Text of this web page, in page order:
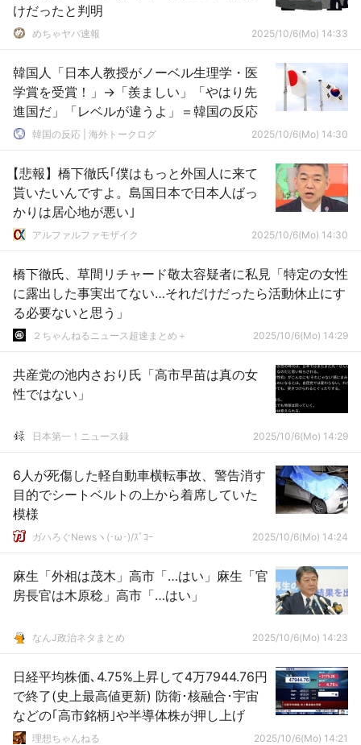
けだったと判明
めちゃヤバ速報 2025/10/6(Mo) 14:33
韓国人「日本人教授がノーベル生理学・医
学賞を受賞！」→「羨ましい」「やはり先
進国だ」「レベルが違うよ」＝韓国の反応
韓国の反応 | 海外トークログ 2025/10/6(Mo) 14:30
【悲報】橋下徹氏｢僕はもっと外国人に来て
貰いたいんですよ。島国日本で日本人ばっ
かりは居心地が悪い｣
アルファルファモザイク 2025/10/6(Mo) 14:30
橋下徹氏、草間リチャード敬太容疑者に私見「特定の女性
に露出した事実出てない…それだけだったら活動休止にす
る必要ないと思う」
２ちゃんねるニュース超速まとめ＋ 2025/10/6(Mo) 14:29
共産党の池内さおり氏「高市早苗は真の女
性ではない」
日本第一！ニュース録 2025/10/6(Mo) 14:29
6人が死傷した軽自動車横転事故、警告消す
目的でシートベルトの上から着席していた
模様
ガハろぐNewsヽ(･ω･)/ｽﾞｺｰ 2025/10/6(Mo) 14:24
麻生「外相は茂木」高市「…はい」麻生「官
房長官は木原稔」高市「…はい」
なんJ政治ネタまとめ 2025/10/6(Mo) 14:23
日経平均株価､4.75%上昇して4万7944.76円
で終了(史上最高値更新) 防衛･核融合･宇宙
などの｢高市銘柄｣や半導体株が押し上げ
理想ちゃんねる 2025/10/6(Mo) 14:21